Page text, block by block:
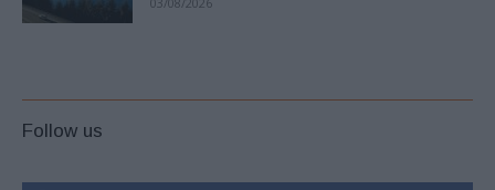
Follow us